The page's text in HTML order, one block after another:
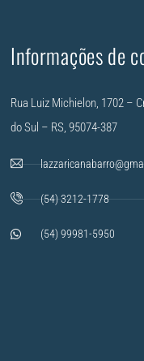
Informações de
Rua Luiz Michielon, 1702 –
do Sul – RS, 95074-387
(54) 3212-1778
(54) 99981-5950